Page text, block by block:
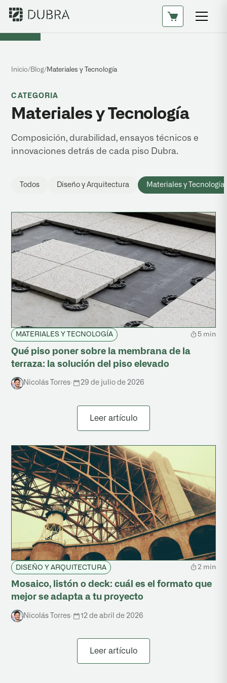
Inicio/Blog/Materiales y Tecnología
CATEGORIA
Materiales y Tecnología
Composición, durabilidad, ensayos técnicos e
innovaciones detrás de cada piso Dubra.
Todos Diseño y Arquitectura Materiales y Tecnología
MATERIALES Y TECNOLOGÍA 5 min
Qué piso poner sobre la membrana de la
terraza: la solución del piso elevado
Nicolás Torres· 29 de julio de 2026
Leer artículo
DISEÑO Y ARQUITECTURA 2 min
Mosaico, listón o deck: cuál es el formato que
mejor se adapta a tu proyecto
Nicolás Torres· 12 de abril de 2026
Leer artículo